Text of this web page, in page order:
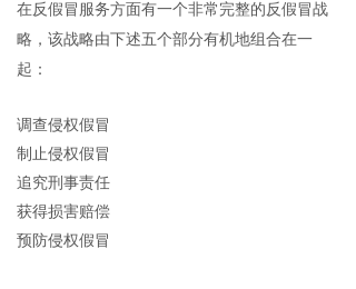
在反假冒服务方面有一个非常完整的反假冒战
略，该战略由下述五个部分有机地组合在一
起：
调查侵权假冒
制止侵权假冒
追究刑事责任
获得损害赔偿
预防侵权假冒